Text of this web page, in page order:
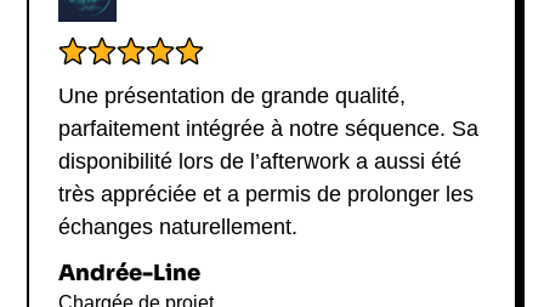
Une présentation de grande qualité,
parfaitement intégrée à notre séquence. Sa
disponibilité lors de l’afterwork a aussi été
très appréciée et a permis de prolonger les
échanges naturellement.
Andrée-Line
Chargée de projet